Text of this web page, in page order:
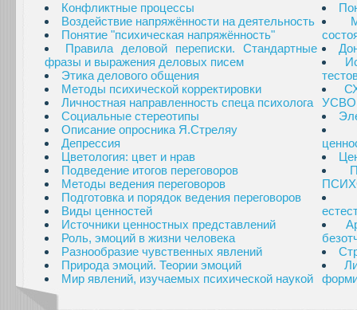
Конфликтные процессы
Воздействие напряжённости на деятельность
Понятие "психическая напряжённость"
Правила деловой переписки. Стандартные
фразы и выражения деловых писем
Этика делового общения
Методы психической корректировки
Личностная направленность спеца психолога
Социальные стереотипы
Описание опросника Я.Стреляу
Депрессия
Цветология: цвет и нрав
Подведение итогов переговоров
Методы ведения переговоров
Подготовка и порядок ведения переговоров
Виды ценностей
Источники ценностных представлений
Роль, эмоций в жизни человека
Разнообразие чувственных явлений
Природа эмоций. Теории эмоций
Мир явлений, изучаемых психической наукой